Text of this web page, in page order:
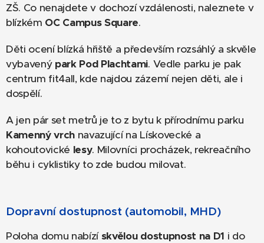
ZŠ. Co nenajdete v dochozí vzdálenosti, naleznete v
blízkém OC Campus Square.
Děti ocení blízká hřiště a především rozsáhlý a skvěle
vybavený park Pod Plachtami. Vedle parku je pak
centrum fit4all, kde najdou zázemí nejen děti, ale i
dospělí.
A jen pár set metrů je to z bytu k přírodnímu parku
Kamenný vrch navazující na Lískovecké a
kohoutovické lesy. Milovníci procházek, rekreačního
běhu i cyklistiky to zde budou milovat.
Dopravní dostupnost (automobil, MHD)
Poloha domu nabízískvělou dostupnost na D1 i do